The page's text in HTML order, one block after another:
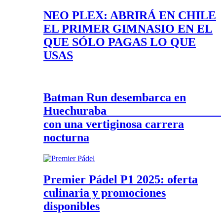
NEO PLEX: ABRIRÁ EN CHILE
EL PRIMER GIMNASIO EN EL
QUE SÓLO PAGAS LO QUE
USAS
Batman Run desembarca en
con una vertiginosa carrera
nocturna
Premier Pádel P1 2025: oferta
culinaria y promociones
disponibles